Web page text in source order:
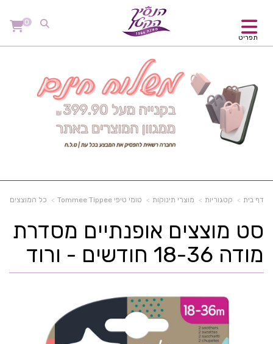
תפריט
0
דף בית קטגוריות מוצרי תינוקות טומי טיפי Tommee Tippee כל המוצצים
סט מוצצים אופנתיים מסדרת
מודה 18-36 חודשים - ורוד